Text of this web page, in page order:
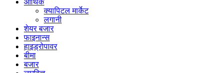
आर्थिक
क्यापिटल मार्केट
लगानी
शेयर बजार
फाइनान्स
हाइड्रोपावर
बीमा
बजार